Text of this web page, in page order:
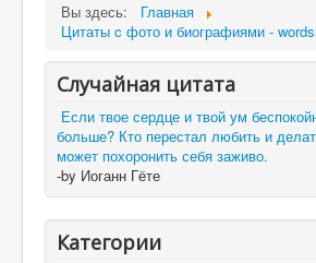
Вы здесь:
Главная
Цитаты c фото и биографиями -
Случайная цитата
Если твое сердце и твой ум
больше? Кто перестал любить и
может похоронить себя заживо.
-by Иоганн Гёте
Категории